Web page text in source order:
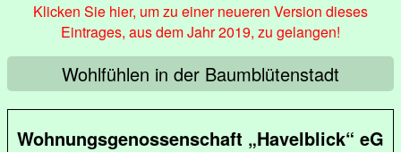
Klicken Sie hier, um zu einer neueren Version dieses
Eintrages, aus dem Jahr 2019, zu gelangen!
Wohlfühlen in der Baumblütenstadt
Wohnungsgenossenschaft „Havelblick“ eG